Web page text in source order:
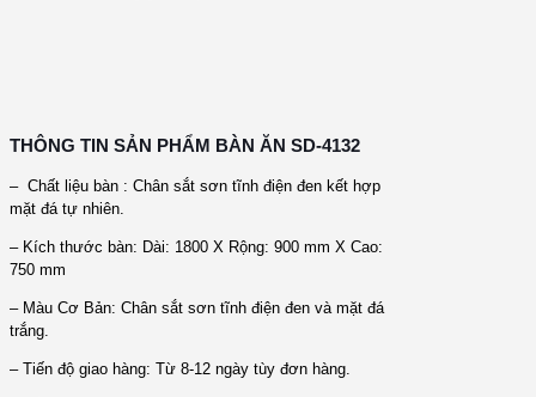
THÔNG TIN SẢN PHẨM BÀN ĂN SD-4132
– Chất liệu bàn : Chân sắt sơn tĩnh điện đen kết hợp
mặt đá tự nhiên.
– Kích thước bàn: Dài: 1800 X Rộng: 900 mm X Cao:
750 mm
– Màu Cơ Bản: Chân sắt sơn tĩnh điện đen và mặt đá
trắng.
– Tiến độ giao hàng: Từ 8-12 ngày tùy đơn hàng.